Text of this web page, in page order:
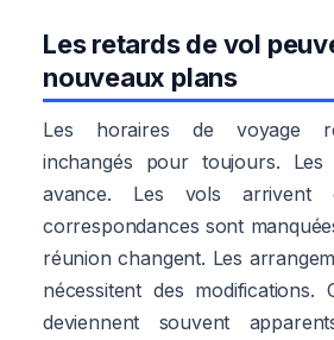
Les retards de vol
nouveaux plans
Les horaires de voyage
inchangés pour toujours.
avance. Les vols arrivent
correspondances sont
réunion changent. Les
nécessitent des modifications.
deviennent souvent